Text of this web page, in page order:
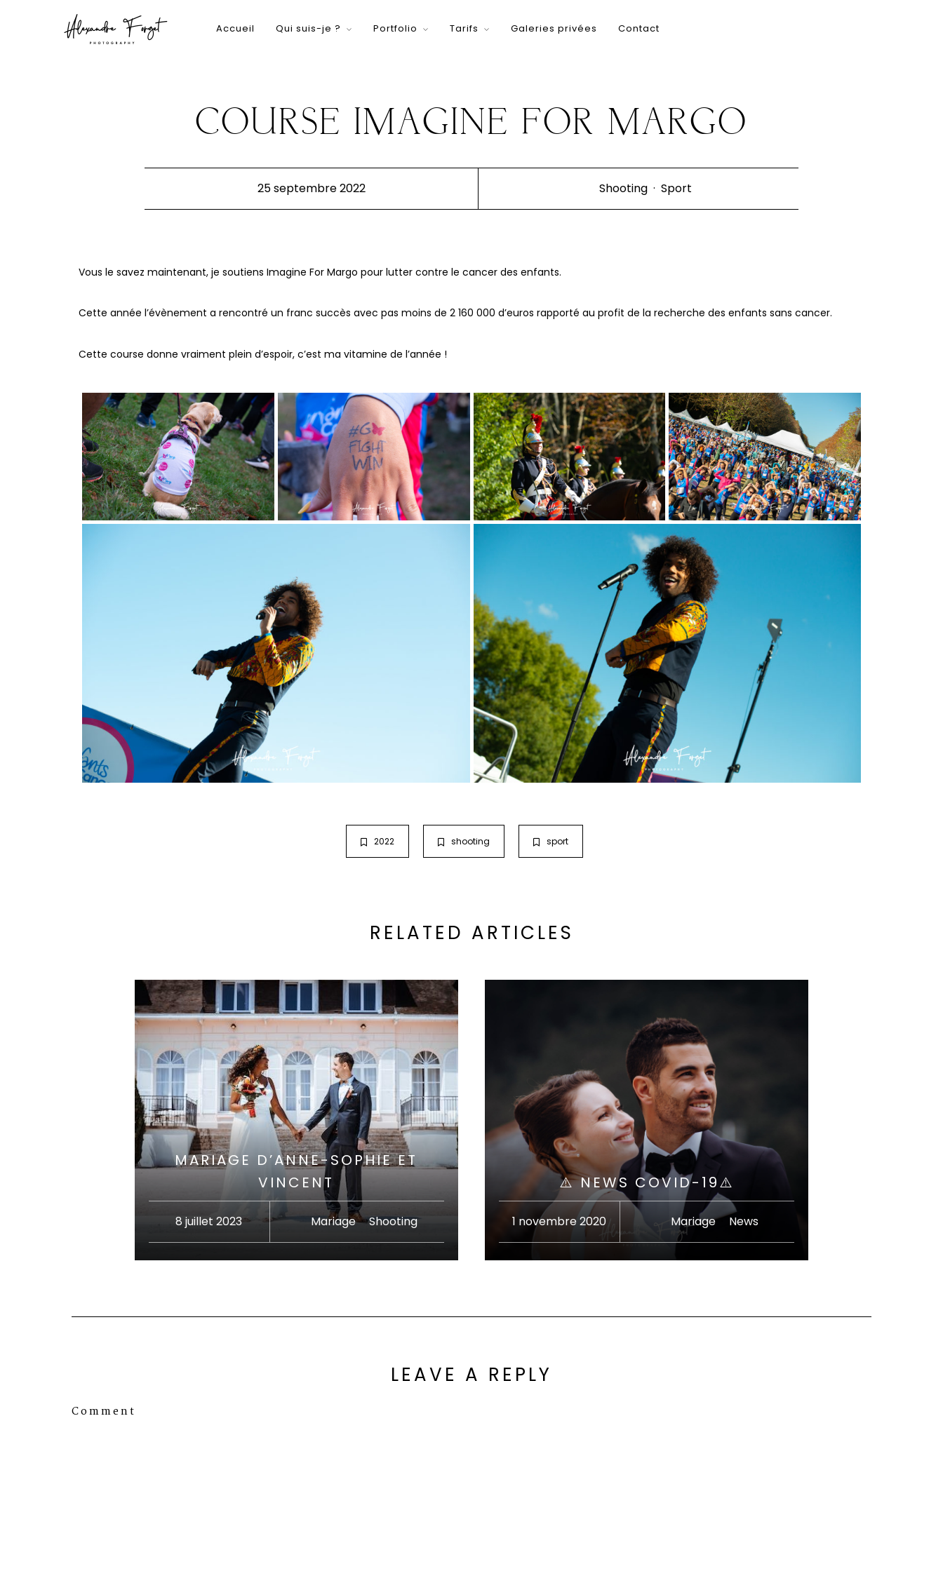
Accueil Qui suis-je ? Portfolio Tarifs Galeries privées Contact
COURSE IMAGINE FOR MARGO
25 septembre 2022 Shooting ·Sport
Vous le savez maintenant, je soutiens Imagine For Margo pour lutter contre le cancer des enfants.
Cette année l’évènement a rencontré un franc succès avec pas moins de 2 160 000 d’euros rapporté au profit de la recherche des enfants sans cancer.
Cette course donne vraiment plein d’espoir, c’est ma vitamine de l’année !
2022 shooting sport
RELATED ARTICLES
MARIAGE D’ANNE-SOPHIE ET
VINCENT
8 juillet 2023 Mariage·Shooting
⚠️ NEWS COVID-19⚠️
1 novembre 2020 Mariage· News
LEAVE A REPLY
Comment